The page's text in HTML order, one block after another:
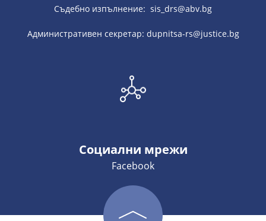
Съдебно изпълнение: sis_drs@abv.bg
Административен секретар: dupnitsa-rs@justice.bg
Социални мрежи
Facebook